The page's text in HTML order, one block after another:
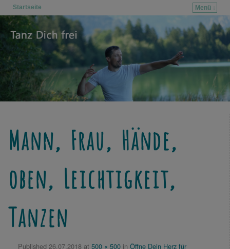
Startseite
Menü ↓
Zum Inhalt wechseln
Zum sekundären Inhalt wechseln
Mann, Frau, Hände,
oben, Leichtigkeit,
Tanzen
Published 26.07.2018 at 500 × 500 in Öffne Dein Herz für